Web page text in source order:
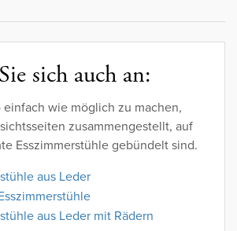
sich auch an:
einfach wie möglich zu machen,
zusammengestellt, auf
Esszimmerstühle gebündelt sind.
aus Leder
aus Leder mit Rädern